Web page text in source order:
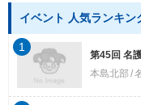
イベント 人気ランキン
第45回 名
本島北部
1